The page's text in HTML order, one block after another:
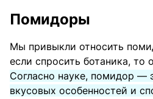
Помидоры
Мы привыкли относить
если спросить ботаника, то
Согласно науке, помидор —
вкусовых особенностей и